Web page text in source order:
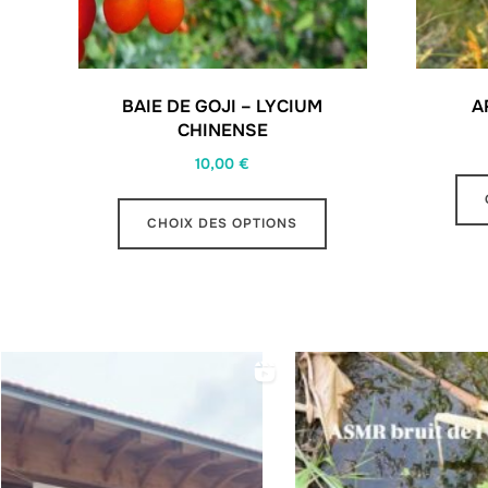
BAIE DE GOJI – LYCIUM
CHINENSE
10,00€
CHOIX DES OPTIONS
Ce
Les
options
peuvent
être
choisies